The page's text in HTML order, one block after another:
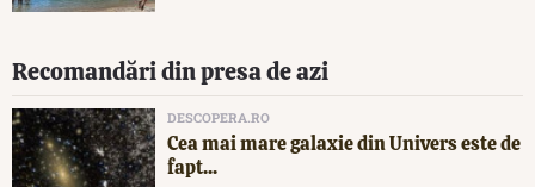
Recomandări din presa de azi
DESCOPERA.RO
Cea mai mare galaxie din Univers este de
fapt...